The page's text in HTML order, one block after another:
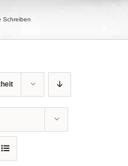
Schreiben